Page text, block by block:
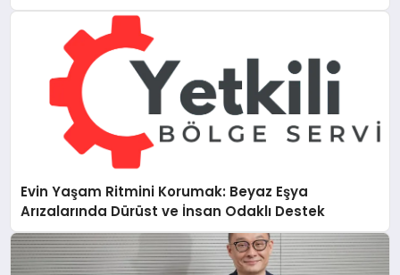
Evin Yaşam Ritmini Korumak: Beyaz Eşya
Arızalarında Dürüst ve İnsan Odaklı Destek